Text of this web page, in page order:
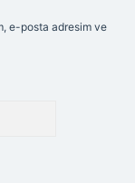
e-posta adresim ve